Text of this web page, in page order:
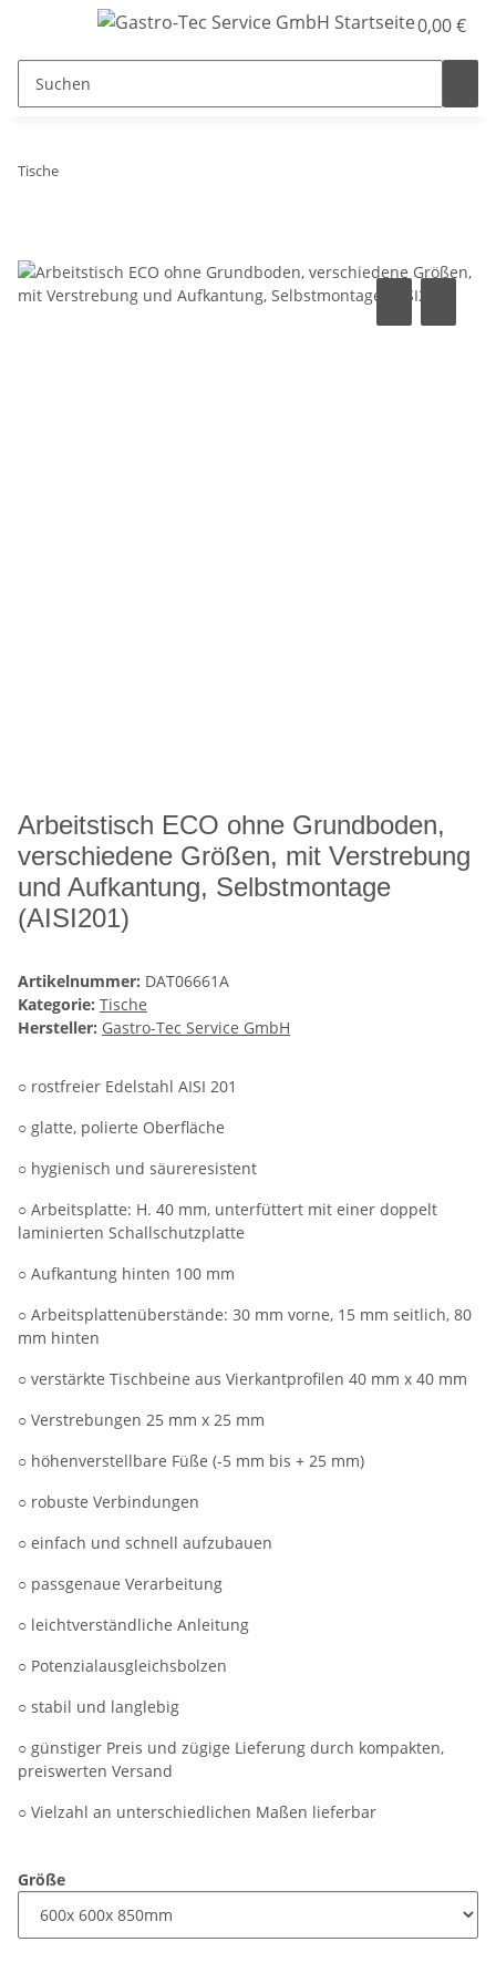
0,00 €
Tische
Arbeitstisch ECO ohne Grundboden,
verschiedene Größen, mit Verstrebung
und Aufkantung, Selbstmontage
(AISI201)
Artikelnummer: DAT06661A
Kategorie: Tische
Hersteller: Gastro-Tec Service GmbH
○ rostfreier Edelstahl AISI 201
○ glatte, polierte Oberfläche
○ hygienisch und säureresistent
○ Arbeitsplatte: H. 40 mm, unterfüttert mit einer doppelt
laminierten Schallschutzplatte
○ Aufkantung hinten 100 mm
○ Arbeitsplattenüberstände: 30 mm vorne, 15 mm seitlich, 80
mm hinten
○ verstärkte Tischbeine aus Vierkantprofilen 40 mm x 40 mm
○ Verstrebungen 25 mm x 25 mm
○ höhenverstellbare Füße (-5 mm bis + 25 mm)
○ robuste Verbindungen
○ einfach und schnell aufzubauen
○ passgenaue Verarbeitung
○ leichtverständliche Anleitung
○ Potenzialausgleichsbolzen
○ stabil und langlebig
○ günstiger Preis und zügige Lieferung durch kompakten,
preiswerten Versand
○ Vielzahl an unterschiedlichen Maßen lieferbar
Größe